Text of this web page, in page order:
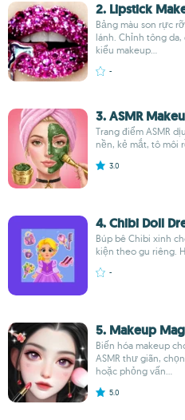
2. Lipstick
Bảng màu son rực
lánh. Chỉnh tông
kiểu makeup...
-
3. ASMR
Trang điểm ASMR
nền, kẻ mắt, tô môi
3.0
4. Chibi Doll
Búp bê Chibi xinh
kiện theo gu riêng.
-
5. Makeup
Biến hóa makeup
ASMR thư giãn,
hoặc phỏng vấn...
5.0